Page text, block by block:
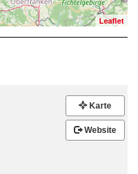
Leaflet
Karte
Website